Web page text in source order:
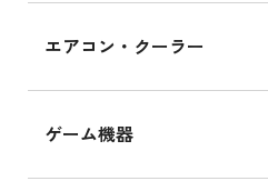
エアコン・クーラー
ゲーム機器